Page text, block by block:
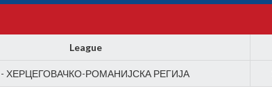
League
- ХЕРЦЕГОВАЧКО-РОМАНИЈСКА РЕГИЈА